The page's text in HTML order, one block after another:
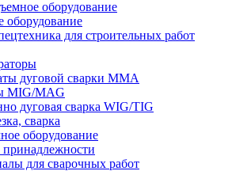
оборудование
оборудование
для строительных работ
дуговой сварки MMA
MIG/MAG
дуговая сварка WIG/TIG
сварка
оборудование
для сварочных работ